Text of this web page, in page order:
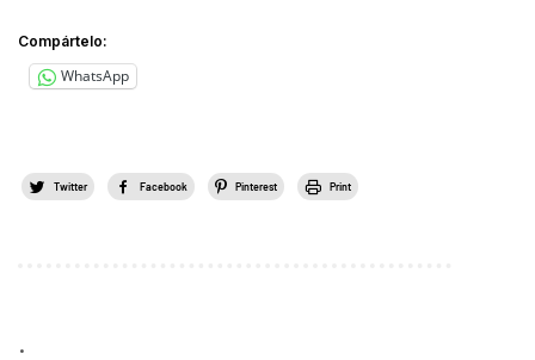
Compártelo:
WhatsApp
Twitter Facebook Pinterest Print
.